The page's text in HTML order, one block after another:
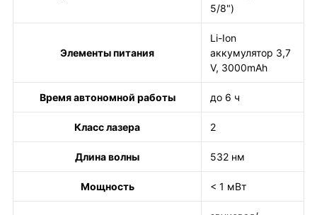
5/8")
Элементы питания
Li-Ion
аккумулятор 3,7
V, 3000mAh
Время автономной работы до 6 ч
Класс лазера 2
Длина волны 532 нм
Мощность < 1 мВт